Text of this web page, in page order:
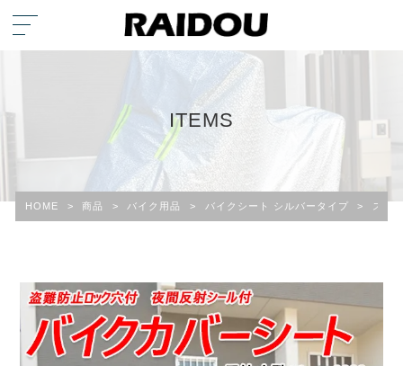
ITEMS
HOME > 商品 > バイク用品 > バイクシート シルバータイプ > スズ